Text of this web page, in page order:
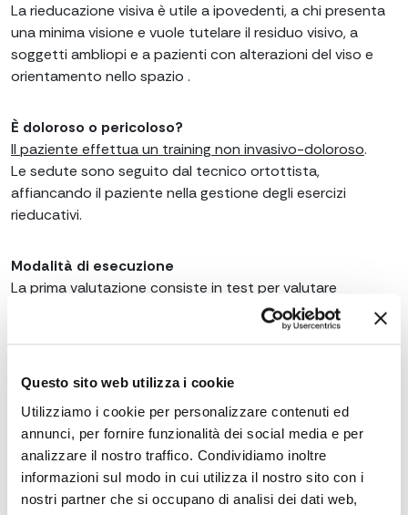
Questo sito web utilizza i cookie
Utilizziamo i cookie per personalizzare contenuti ed
annunci, per fornire funzionalità dei social media e per
analizzare il nostro traffico. Condividiamo inoltre
informazioni sul modo in cui utilizza il nostro sito con i
nostri partner che si occupano di analisi dei dati web,
La rieducazione visiva è utile a ipovedenti, a chi presenta
una minima visione e vuole tutelare il residuo visivo, a
soggetti ambliopi e a pazienti con alterazioni del viso e
orientamento nello spazio .
È doloroso o pericoloso?
Il paziente effettua un training non invasivo-doloroso.
Le sedute sono seguito dal tecnico ortottista,
affiancando il paziente nella gestione degli esercizi
rieducativi.
Modalità di esecuzione
La prima valutazione consiste in test per valutare
l’efficienza visiva, le capacità visus-spaziali e discutere
degli obiettivi che si vogliono raggiungere. Viene così
effettueranno delle sedute in studio, concordate con il
visivi con specifici ausili. Al termine di ogni seduta verrà
consegnato del materiale domiciliare per imparare a
gestire il training visivo in autonomia. La durata di ogni
seduta varia tra i 30 e i 45 minuti.